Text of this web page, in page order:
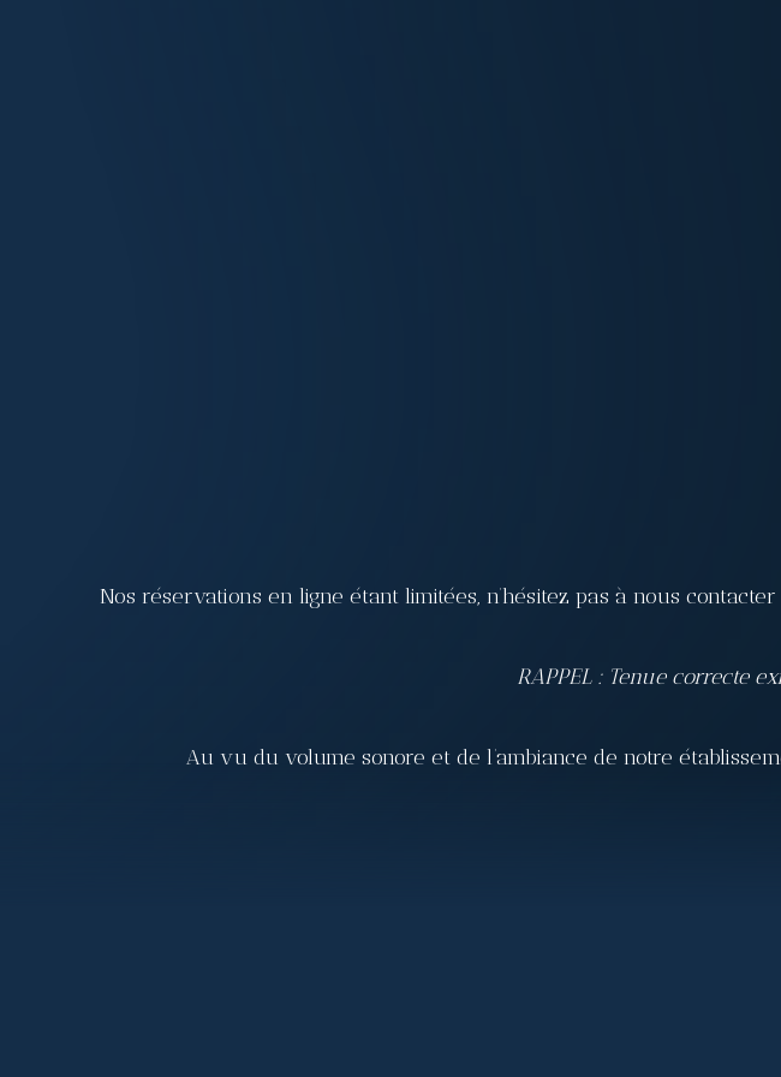
Nos réservations en ligne étant limitées, n’hésitez pas à nous
RAPPEL : Tenue correcte
Au vu du volume sonore et de l’ambiance de notre